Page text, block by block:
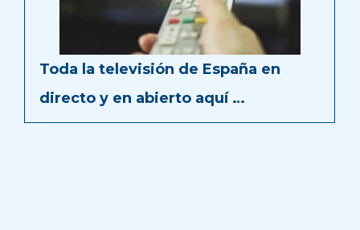
Toda la televisión de España en
directo y en abierto aquí …